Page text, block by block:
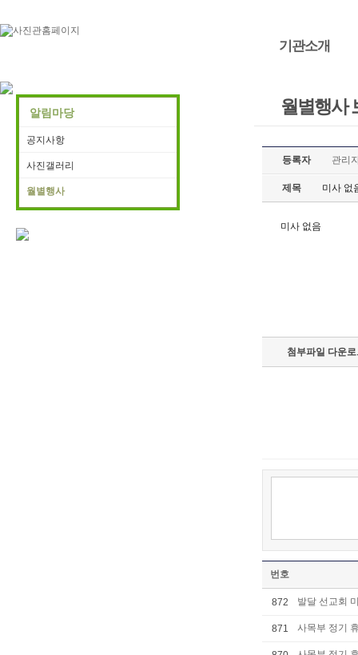
기관소개
알림마당
공지사항
사진갤러리
월별행사
월별행사
등록자 관리
제목 미사 없
미사 없음
첨부파일 다운
번호
872 발달 선교회
871 사목부 정기